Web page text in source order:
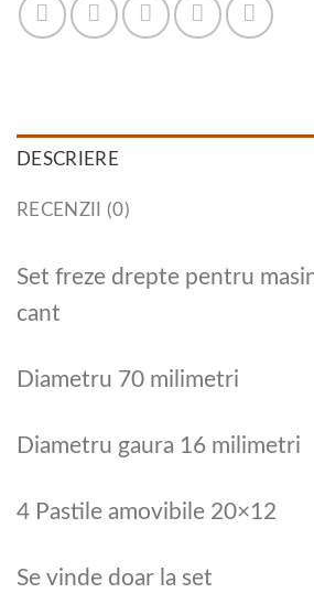
DESCRIERE
RECENZII (0)
Set freze drepte pentru
cant
Diametru 70 milimetri
Diametru gaura 16 milimetri
4 Pastile amovibile 20×12
Se vinde doar la set